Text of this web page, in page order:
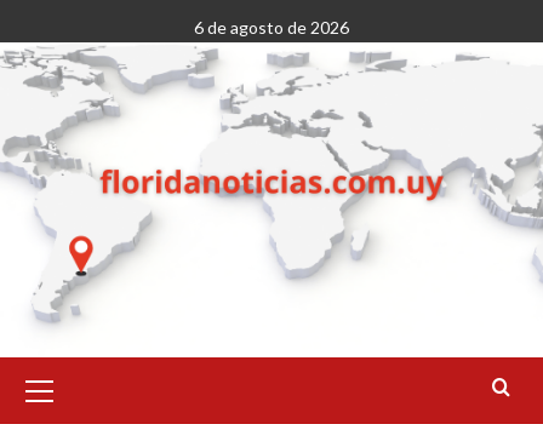
al
contenido
6 de agosto de 2026
primario